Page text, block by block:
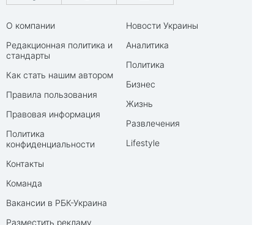
О компании
Редакционная политика и
стандарты
Как стать нашим автором
Правила пользования
Правовая информация
Политика
конфиденциальности
Контакты
Команда
Вакансии в РБК-Украина
Разместить рекламу
Новости Украины
Аналитика
Политика
Бизнес
Жизнь
Развлечения
Lifestyle